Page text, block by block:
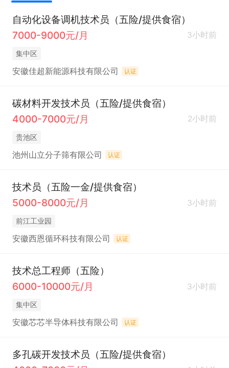
自动化设备调机技术员（五险/提供食宿）
7000-9000元/月
3小时前
集中区
安徽佳超新能源科技有限公司 认证
碳材料开发技术员（五险/提供食宿）
4000-7000元/月
2小时前
贵池区
池州山立分子筛有限公司 认证
技术员（五险一金/提供食宿）
5000-8000元/月
3小时前
前江工业园
安徽西恩循环科技有限公司 认证
技术总工程师（五险）
6000-10000元/月
3小时前
集中区
安徽芯芯半导体科技有限公司 认证
多孔碳开发技术员（五险/提供食宿）